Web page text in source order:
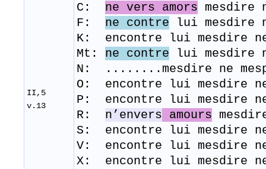
II,5
v.13
C: ne vers amors mesdire
F: ne contre lui mesdire
K: encontre lui mesdire ne
Mt: ne contre lui mesdire
N: ........mesdire ne
O: encontre lui mesdire
P: encontre lui mesdire
R: n’envers amours
S: encontre lui mesdire
V: encontre lui mesdire
X: encontre lui mesdire